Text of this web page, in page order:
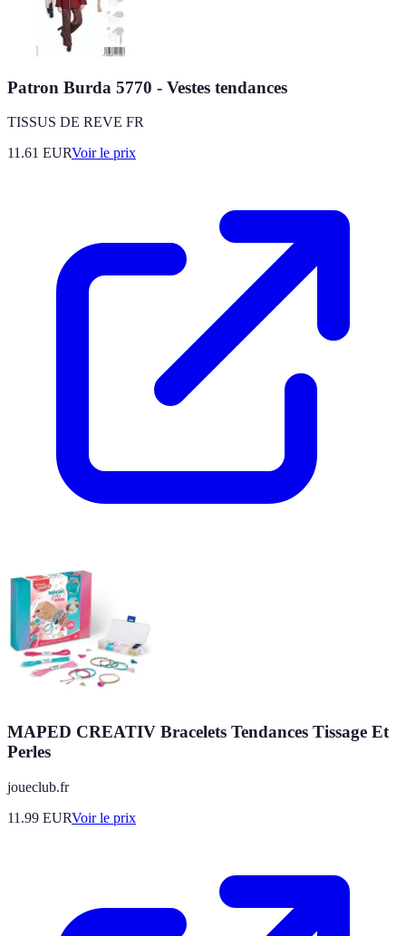
Patron Burda 5770 - Vestes tendances
TISSUS DE REVE FR
11.61 EURVoir le prix
MAPED CREATIV Bracelets Tendances Tissage Et
Perles
joueclub.fr
11.99 EURVoir le prix